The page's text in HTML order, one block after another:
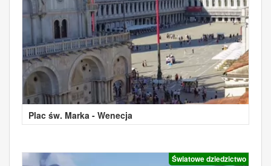
Plac św. Marka - Wenecja
Światowe dziedzictwo